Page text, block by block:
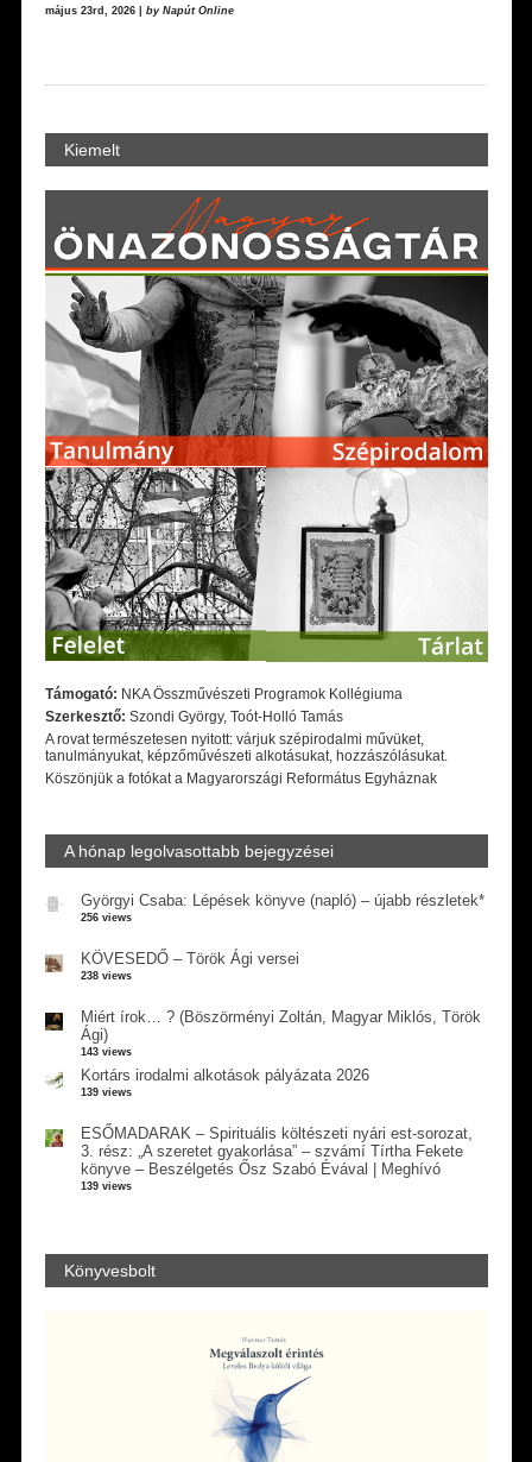
május 23rd, 2026 | by Napút Online
Kiemelt
Támogató: NKA Összművészeti Programok Kollégiuma
Szerkesztő: Szondi György, Toót-Holló Tamás
A rovat természetesen nyitott: várjuk szépirodalmi művüket,
tanulmányukat, képzőművészeti alkotásukat, hozzászólásukat.
Köszönjük a fotókat a Magyarországi Református Egyháznak
A hónap legolvasottabb bejegyzései
Györgyi Csaba: Lépések könyve (napló) – újabb részletek*
256 views
KÖVESEDŐ – Török Ági versei
238 views
Miért írok… ? (Böszörményi Zoltán, Magyar Miklós, Török
Ági)
143 views
Kortárs irodalmi alkotások pályázata 2026
139 views
ESŐMADARAK – Spirituális költészeti nyári est-sorozat,
3. rész: „A szeretet gyakorlása” – szvámí Tírtha Fekete
könyve – Beszélgetés Ősz Szabó Évával | Meghívó
139 views
Könyvesbolt